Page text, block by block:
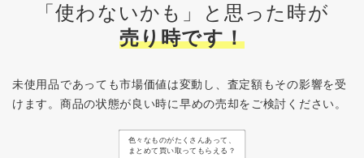
「使わないかも」と思った時が
売り時です！
未使用品であっても市場価値は変動し、査定額もその影響を受
けます。 商品の状態が良い時に早めの売却をご検討ください。
色々なものがたくさんあって、
まとめて買い取ってもらえる？